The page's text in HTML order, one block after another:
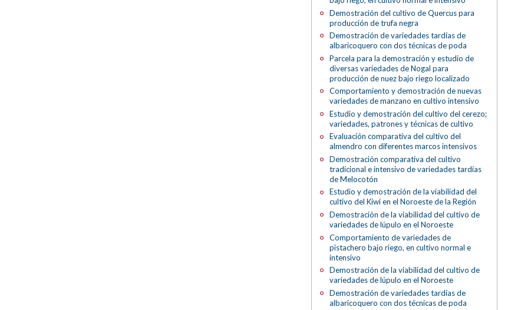
Demostración del cultivo de Quercus para
producción de trufa negra
Demostración de variedades tardías de
albaricoquero con dos técnicas de poda
Parcela para la demostración y estudio de
diversas variedades de Nogal para
producción de nuez bajo riego localizado
Comportamiento y demostración de nuevas
variedades de manzano en cultivo intensivo
Estudio y demostración del cultivo del cerezo;
variedades, patrones y técnicas de cultivo
Evaluación comparativa del cultivo del
almendro con diferentes marcos intensivos
Demostración comparativa del cultivo
tradicional e intensivo de variedades tardías
de Melocotón
Estudio y demostración de la viabilidad del
cultivo del Kiwi en el Noroeste de la Región
Demostración de la viabilidad del cultivo de
variedades de lúpulo en el Noroeste
Comportamiento de variedades de
pistachero bajo riego, en cultivo normal e
intensivo
Demostración de la viabilidad del cultivo de
variedades de lúpulo en el Noroeste
Demostración de variedades tardías de
albaricoquero con dos técnicas de poda